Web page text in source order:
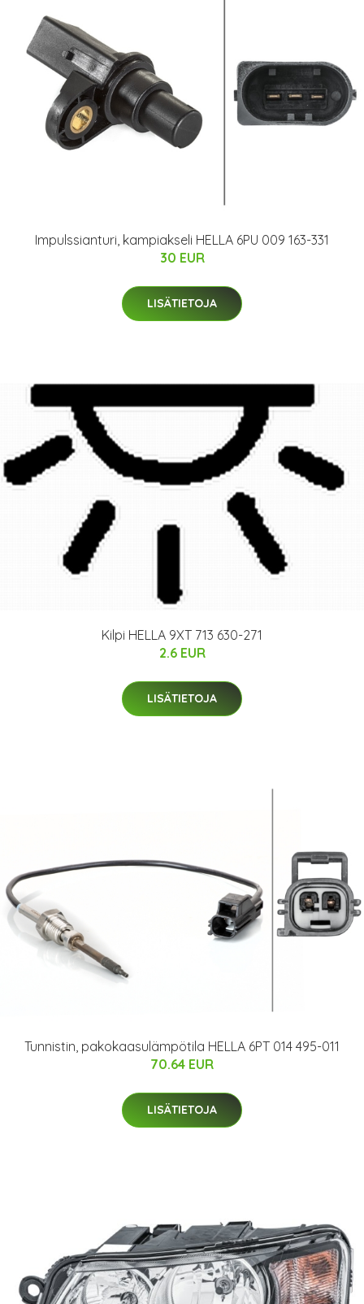
Impulssianturi, kampiakseli HELLA 6PU 009 163-331
30 EUR
LISÄTIETOJA
Kilpi HELLA 9XT 713 630-271
2.6 EUR
LISÄTIETOJA
Tunnistin, pakokaasulämpötila HELLA 6PT 014 495-011
70.64 EUR
LISÄTIETOJA